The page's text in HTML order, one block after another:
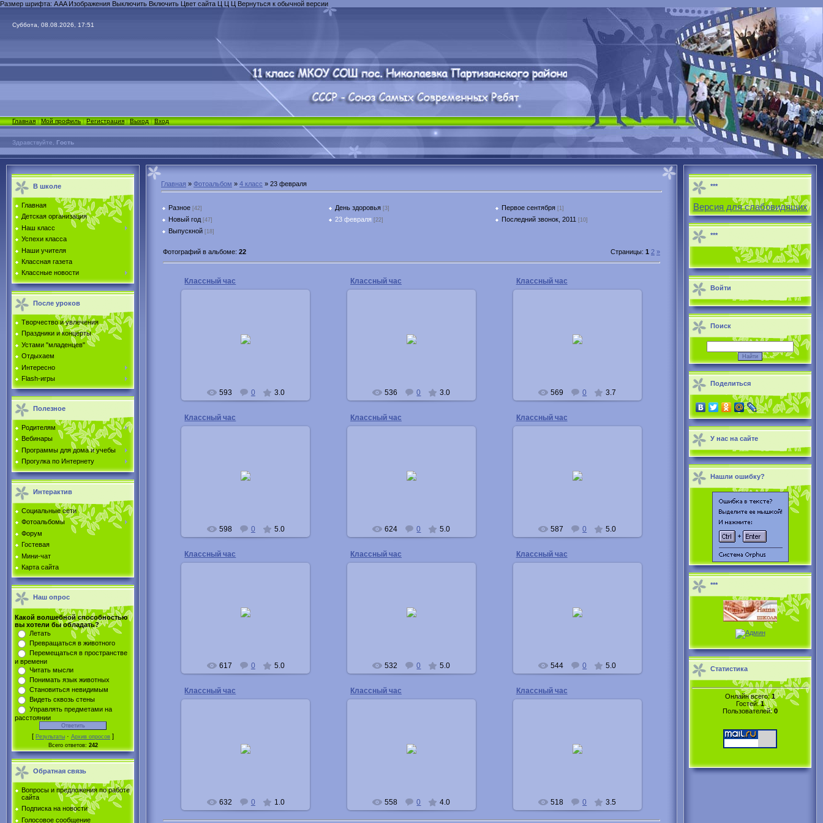
Размер шрифта: AAAИзображения Выключить Включить Цвет сайта Ц Ц Ц Вернуться к обычной версии
Суббота, 08.08.2026, 17:51
Главная|Мой профиль|Регистрация |Выход|Вход
Здравствуйте, Гость
В школе
Главная
Детская организация
Наш класс
Успехи класса
Наши учителя
Классная газета
Классные новости
После уроков
Творчество и увлечения
Праздники и концерты
Устами "младенцев"
Отдыхаем
Интересно
Flash-игры
Полезное
Родителям
Вебинары
Программы для дома и учебы
Прогулка по Интернету
Интерактив
Социальные сети
Фотоальбомы
Форум
Гостевая
Мини-чат
Карта сайта
Наш опрос
Какой волшебной способностью
вы хотели бы обладать?
Летать
Превращаться в животного
Перемещаться в пространстве
и времени
Читать мысли
Понимать язык животных
Становиться невидимым
Видеть сквозь стены
Управлять предметами на
расстоянии
[ Результаты · Архив опросов ]
Всего ответов: 242
Обратная связь
Вопросы и предложения по работе
сайта
Подписка на новости
Голосовое сообщение
Главная » Фотоальбом » 4 класс » 23 февраля
Разное [42] День здоровья [3] Первое сентября [1]
Новый год [47] 23 февраля [22] Последний звонок, 2011 [10]
Выпускной [18]
Фотографий в альбоме: 22 Страницы: 1 2 »
Классный час
593 0 3.0
Классный час
536 0 3.0
Классный час
569 0 3.7
Классный час
598 0 5.0
Классный час
624 0 5.0
Классный час
587 0 5.0
Классный час
617 0 5.0
Классный час
532 0 5.0
Классный час
544 0 5.0
Классный час
632 0 1.0
Классный час
558 0 4.0
Классный час
518 0 3.5
***
Версия для слабовидящих
***
Войти
Поиск
Поделиться
У нас на сайте
Нашли ошибку?
***
Статистика
Онлайн всего: 1
Гостей:1
Пользователей:0